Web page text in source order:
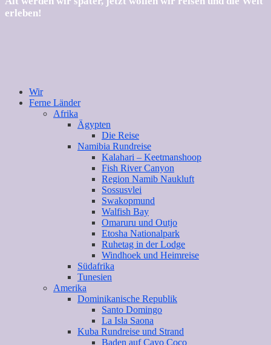
erleben!
Wir
Ferne Länder
Afrika
Ägypten
Die Reise
Namibia Rundreise
Kalahari – Keetmanshoop
Fish River Canyon
Region Namib Naukluft
Sossusvlei
Swakopmund
Walfish Bay
Omaruru und Outjo
Etosha Nationalpark
Ruhetag in der Lodge
Windhoek und Heimreise
Südafrika
Tunesien
Amerika
Dominikanische Republik
Santo Domingo
La Isla Saona
Kuba Rundreise und Strand
Baden auf Cayo Coco